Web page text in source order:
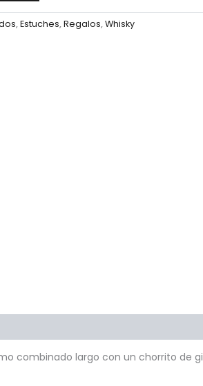
,Estuches,Regalos,Whisky
combinado largo con un chorrito de